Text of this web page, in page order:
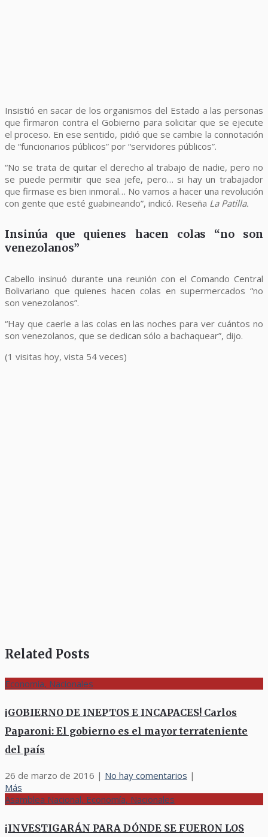
Insistió en sacar de los organismos del Estado a las personas
que firmaron contra el Gobierno para solicitar que se ejecute
el proceso. En ese sentido, pidió que se cambie la connotación
de “funcionarios públicos” por “servidores públicos”.
“No se trata de quitar el derecho al trabajo de nadie, pero no
se puede permitir que sea jefe, pero… si hay un trabajador
que firmase es bien inmoral… No vamos a hacer una revolución
con gente que esté guabineando”, indicó. Reseña La Patilla.
Insinúa que quienes hacen colas “no son
venezolanos”
Cabello insinuó durante una reunión con el Comando Central
Bolivariano que quienes hacen colas en supermercados “no
son venezolanos”.
“Hay que caerle a las colas en las noches para ver cuántos no
son venezolanos, que se dedican sólo a bachaquear”, dijo.
(1 visitas hoy, vista 54 veces)
Related Posts
Economía, Nacionales
¡GOBIERNO DE INEPTOS E INCAPACES! Carlos
Paparoni: El gobierno es el mayor terrateniente
del país
26 de marzo de 2016 | No hay comentarios |
Más
Asamblea Nacional, Economía, Nacionales
¡INVESTIGARÁN PARA DÓNDE SE FUERON LOS